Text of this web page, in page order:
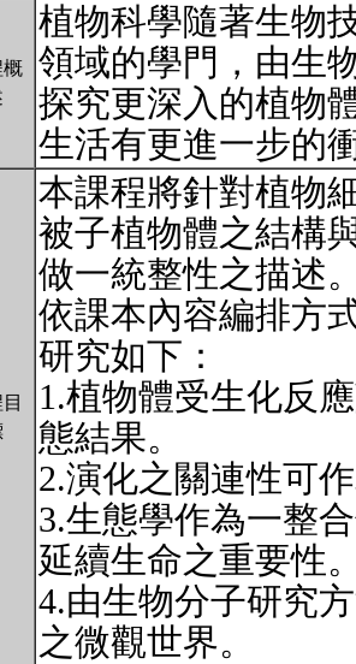
概
植物科學隨著生物
領域的學門，由生
探究更深入的植物
生活有更進一步的
本課程將針對植物
被子植物體之結構
做一統整性之描述
依課本內容編排方
研究如下：
1.植物體受生化反
態結果。
2.演化之關連性可
3.生態學作為一整
延續生命之重要性
4.由生物分子研究
之微觀世界。